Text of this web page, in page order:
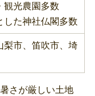
観光農園多数
した神社仏閣多数
梨市、笛吹市、埼
さが厳しい土地